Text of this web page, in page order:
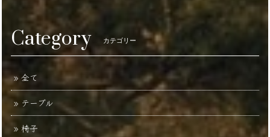
Category カテゴリー
全て
テーブル
椅子